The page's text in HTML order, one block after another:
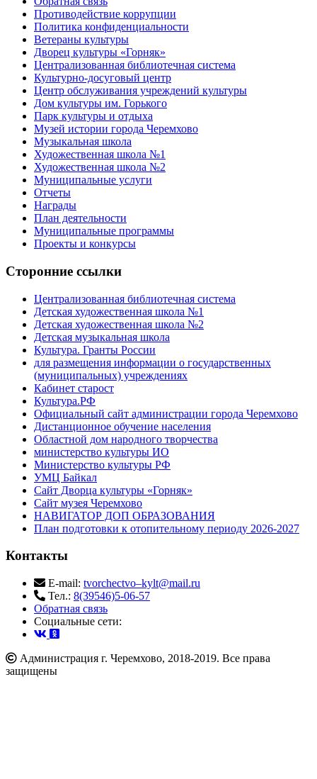
Противодействие коррупции
Политика конфиденциальности
Ветераны культуры
Дворец культуры «Горняк»
Централизованная библиотечная система
Культурно-досуговый центр
Центр обслуживания учреждений культуры
Дом культуры им. Горького
Парк культуры и отдыха
Музей истории города Черемхово
Музыкальная школа
Художественная школа №1
Художественная школа №2
Муниципальные услуги
Отчеты
Награды
План деятельности
Муниципальные программы
Проекты и конкурсы
Сторонние ссылки
Централизованная библиотечная система
Детская художественная школа №1
Детская художественная школа №2
Детская музыкальная школа
Культура. Гранты России
для размещения информации о государственных
(муниципальных) учреждениях
Кабинет старост
Культура.РФ
Официальный сайт администрации города Черемхово
Дистанционное обучение населения
Областной дом народного творчества
министерство культуры ИО
Министерство культуры РФ
УМЦ Байкал
Сайт Дворца культуры «Горняк»
Сайт музея Черемхово
НАВИГАТОР ДОП ОБРАЗОВАНИЯ
План подготовки к отопительному периоду 2026-2027
Контакты
E-mail: tvorchectvo–kylt@mail.ru
Тел.: 8(39546)5-06-57
Обратная связь
Cоциальные сети:
Администрация г. Черемхово, 2018-2019. Все права
защищены